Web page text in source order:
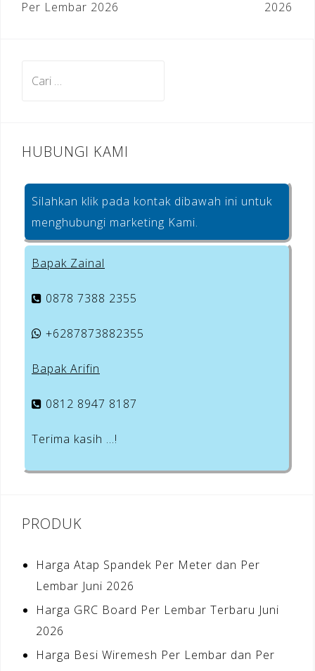
Per Lembar 2026 2026
HUBUNGI KAMI
Silahkan klik pada kontak dibawah ini untuk
menghubungi marketing Kami.
Bapak Zainal
0878 7388 2355
+6287873882355
Bapak Arifin
0812 8947 8187
Terima kasih …!
PRODUK
Harga Atap Spandek Per Meter dan Per
Lembar Juni 2026
Harga GRC Board Per Lembar Terbaru Juni
2026
Harga Besi Wiremesh Per Lembar dan Per